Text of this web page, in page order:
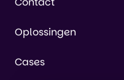
Oplossingen
Cases